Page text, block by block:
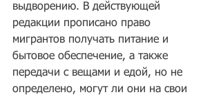
выдворению. В действующей
редакции прописано право
мигрантов получать питание и
бытовое обеспечение, а также
передачи с вещами и едой, но не
определено, могут ли они на свои